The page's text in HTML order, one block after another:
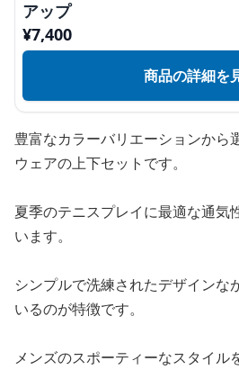
アップ
¥7,400
商品の詳細を
豊富なカラーバリエーションから
ウェアの上下セットです。
夏季のテニスプレイに最適な通気
います。
シンプルで洗練されたデザインな
いるのが特徴です。
メンズのスポーティーなスタイル